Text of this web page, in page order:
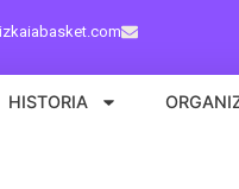
HISTORIA